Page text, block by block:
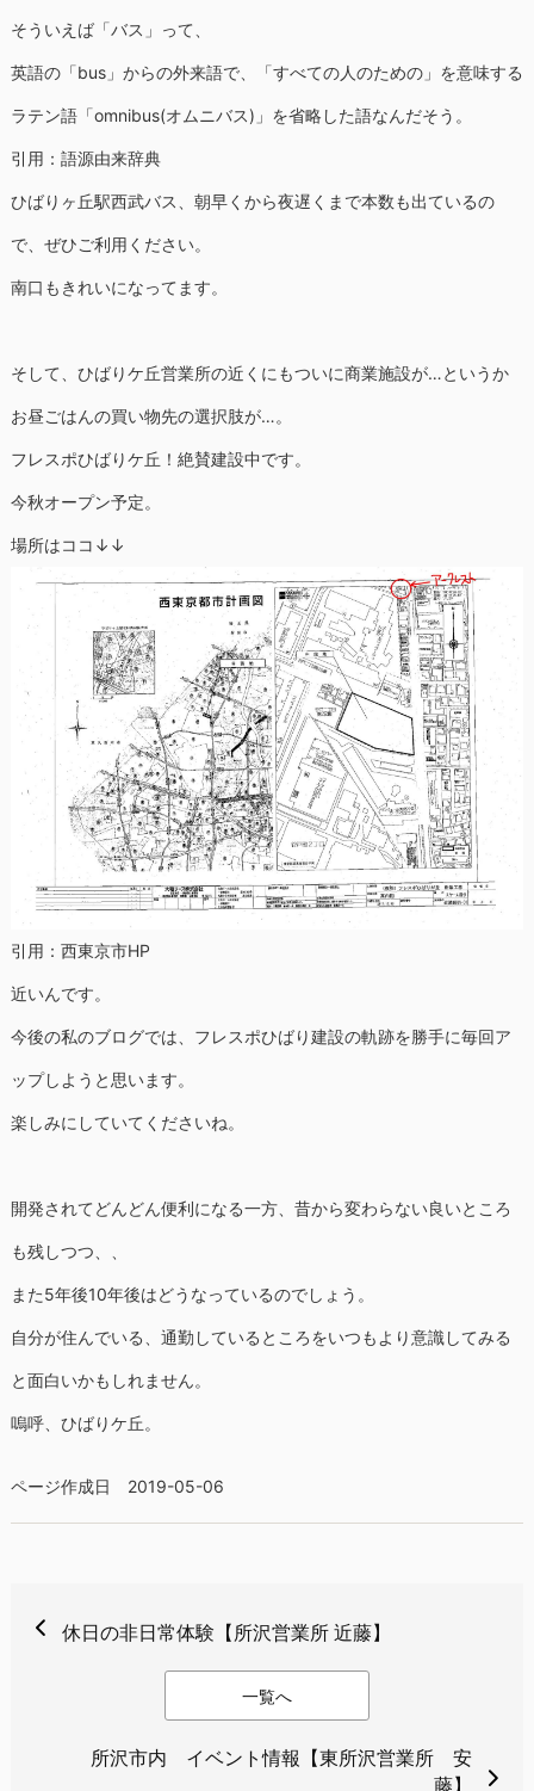
そういえば「バス」って、
英語の「bus」からの外来語で、「すべての人のための」を意味する
ラテン語「omnibus(オムニバス)」を省略した語なんだそう。
引用：語源由来辞典
ひばりヶ丘駅西武バス、朝早くから夜遅くまで本数も出ているの
で、ぜひご利用ください。
南口もきれいになってます。
そして、ひばりケ丘営業所の近くにもついに商業施設が…というか
お昼ごはんの買い物先の選択肢が…。
フレスポひばりケ丘！絶賛建設中です。
今秋オープン予定。
場所はココ↓↓
引用：西東京市HP
近いんです。
今後の私のブログでは、フレスポひばり建設の軌跡を勝手に毎回ア
ップしようと思います。
楽しみにしていてくださいね。
開発されてどんどん便利になる一方、昔から変わらない良いところ
も残しつつ、、
また5年後10年後はどうなっているのでしょう。
自分が住んでいる、通勤しているところをいつもより意識してみる
と面白いかもしれません。
嗚呼、ひばりケ丘。
ページ作成日 2019-05-06
休日の非日常体験【所沢営業所 近藤】
一覧へ
所沢市内 イベント情報【東所沢営業所 安
藤】